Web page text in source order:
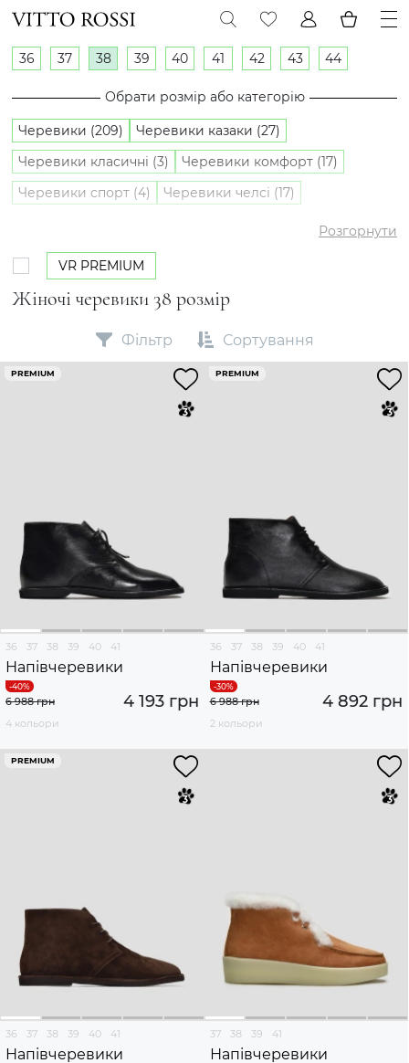
Жіночі черевики 38 розмір
36 37 38 39 40 41 42 43 44
Обрати розмір або категорію
Черевики (209)
Черевики казаки (27)
Черевики класичні (3)
Черевики комфорт (17)
Черевики спорт (4)
Черевики челсі (17)
Розгорнути
VR PREMIUM
Фільтр Сортування
PREMIUM
36 37 38 39 40 41
Напівчеревики
4 193 грн
6 988 грн
4 кольори
PREMIUM
36 37 38 39 40 41
Напівчеревики
4 892 грн
6 988 грн
2 кольори
PREMIUM
36 37 38 39 40 41
Напівчеревики
37 38 39 41
Напівчеревики